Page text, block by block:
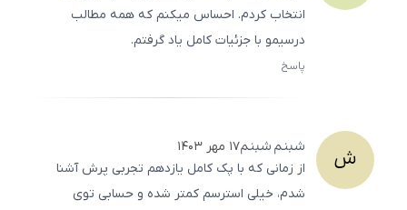
انتخاب کردم. احساس میکنم که همه مطالب
درسیمو با جزئیات کامل یاد گرفتم.
پاسخ
ش شبنمشبنم۱۷ مهر ۱۴۰۳
از زمانی که با پک کامل یازدهم تجربی پرش آشنا
شدم، خیلی استرسم کمتر شده و حسابی توی